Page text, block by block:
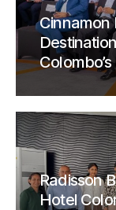
Cinnamon
Radisson
Hotel